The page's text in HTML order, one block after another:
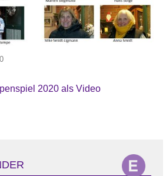
2020 als Video